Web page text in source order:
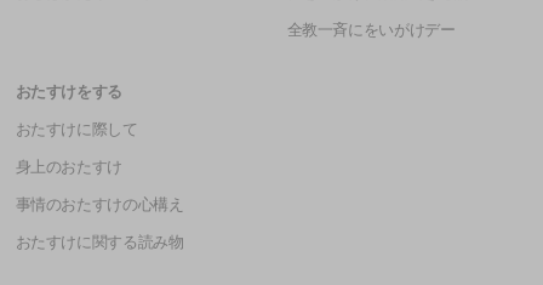
全教一斉にをいがけデー
おたすけをする
おたすけに際して
身上のおたすけ
事情のおたすけの心構え
おたすけに関する読み物